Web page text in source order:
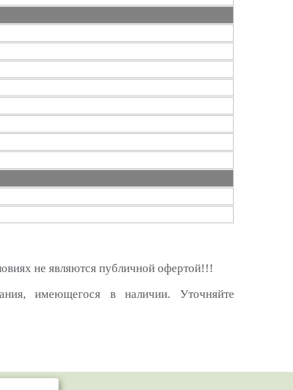
не являются публичной офертой!!!
имеющегося в наличии. Уточняйте